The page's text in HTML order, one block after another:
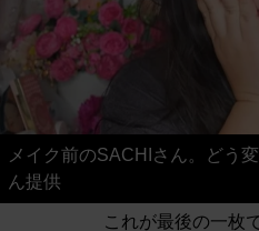
メイク前のSACHIさん。どう
ん提供
これが最後の一枚